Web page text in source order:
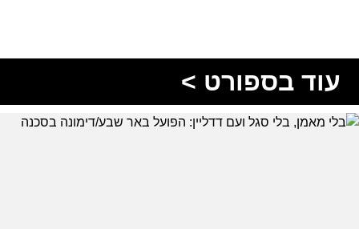
עוד בספורט >